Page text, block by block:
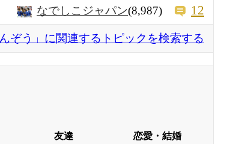
なでしこジャパン(8,987) 12
んぞう」に関連するトピックを検索する
友達 恋愛・結婚